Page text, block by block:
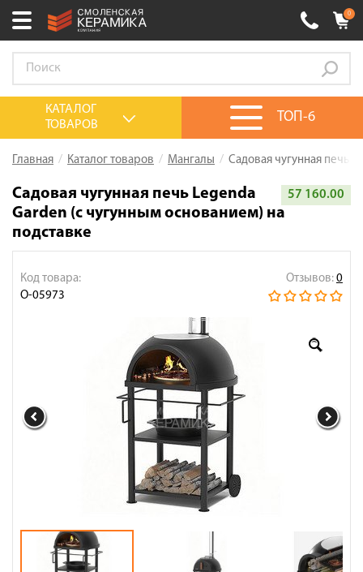
Выберите ваш город:
+7 (4812) 548-777
0 товаров на сумму0.00руб.
Акции
О компании
Сервис
Контакты
0
ТОП-6
КАТАЛОГ
ТОВАРОВ
Главная Каталог товаров Мангалы Садовая чугунная печь
Садовая чугунная печь Legenda
Garden (с чугунным основанием) на
подставке
57 160.00
Отзывов: 0
Код товара:
О-05973